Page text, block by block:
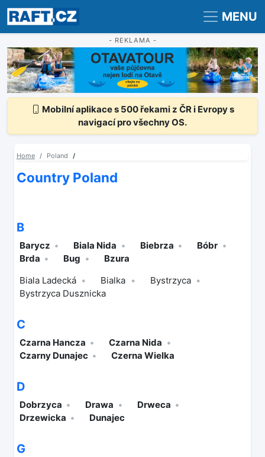
Registrace Přihlášení MENU
- REKLAMA -
Mobilní aplikace s 500 řekami z ČR i Evropy s
navigací pro všechny OS.
Home Poland
Country Poland
B
Barycz Biala Nida Biebrza
Bóbr
Brda
Bug
Bzura
Biala Ladecká
Bialka
Bystrzyca
Bystrzyca Dusznicka
C
Czarna Hancza
Czarna Nida
Czarny Dunajec
Czerna Wielka
D
Dobrzyca Drawa
Drweca
Drzewicka
Dunajec
G